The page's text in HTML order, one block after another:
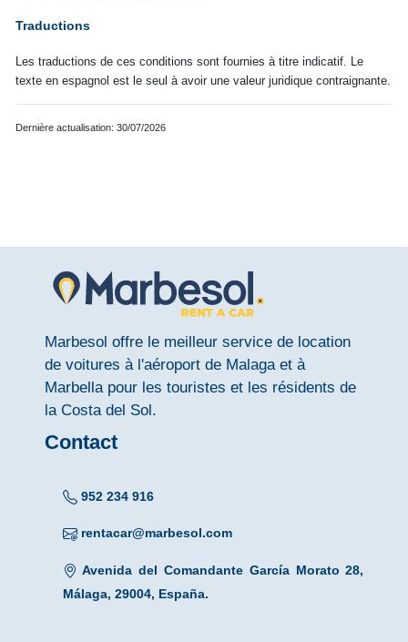
Traductions
Les traductions de ces conditions sont fournies à titre indicatif. Le
texte en espagnol est le seul à avoir une valeur juridique contraignante.
Dernière actualisation: 30/07/2026
Marbesol offre le meilleur service de location
de voitures à l'aéroport de Malaga et à
Marbella pour les touristes et les résidents de
la Costa del Sol.
Contact
952 234 916
rentacar@marbesol.com
Avenida del Comandante García Morato 28,
Málaga, 29004, España.